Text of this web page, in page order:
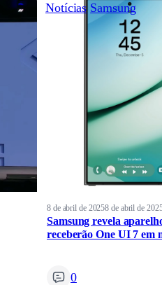
Notícias Samsung
8 de abril de 20258 de abril de
Samsung revela
receberão One UI 7 em
0